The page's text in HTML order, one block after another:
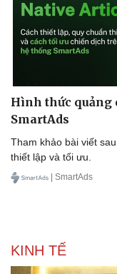
Sức khỏe
Dinh dưỡng - món ngon
Làm đẹp - giảm cân
Phòng mạch online
Hình thức quảng
SmartAds
Tham khảo bài viết
thiết lập và tối ưu.
| SmartAds
KINH TẾ